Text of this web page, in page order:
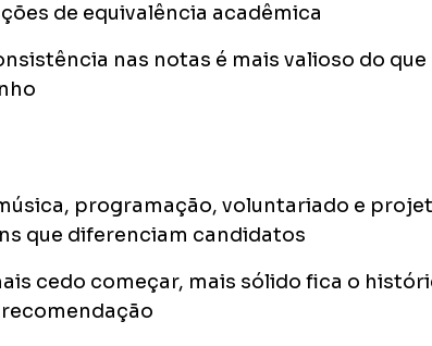
de equivalência acadêmica
nas notas é mais valioso do
programação, voluntariado e
que diferenciam candidatos
cedo começar, mais sólido fica o